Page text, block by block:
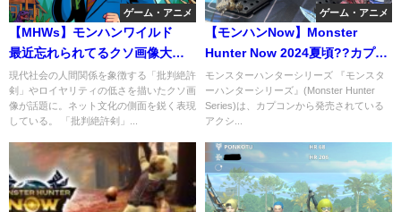
ゲーム・アニメ
【MHWs】モンハンワイルド
最近忘れられてるクソ画像大好
き
現代社会の人間関係を象徴する「批判絶許
剣」やロイヤリティの低さを描いたクソ画
像が話題に。ネット文化の側面を鋭く表現
している。 「批判絶許剣」...
ゲーム・アニメ
【モンハンNow】Monster
Hunter Now 2024夏頃??カプコ
ンが過去最大級
モンスターハンターシリーズ 『モンスタ
ーハンターシリーズ』(Monster Hunter
Series)は、カプコンから発売されている
アクシ...